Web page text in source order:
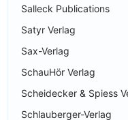
Salleck Publications
Satyr Verlag
Sax-Verlag
SchauHör Verlag
Scheidecker & Spiess
Schlauberger-Verlag